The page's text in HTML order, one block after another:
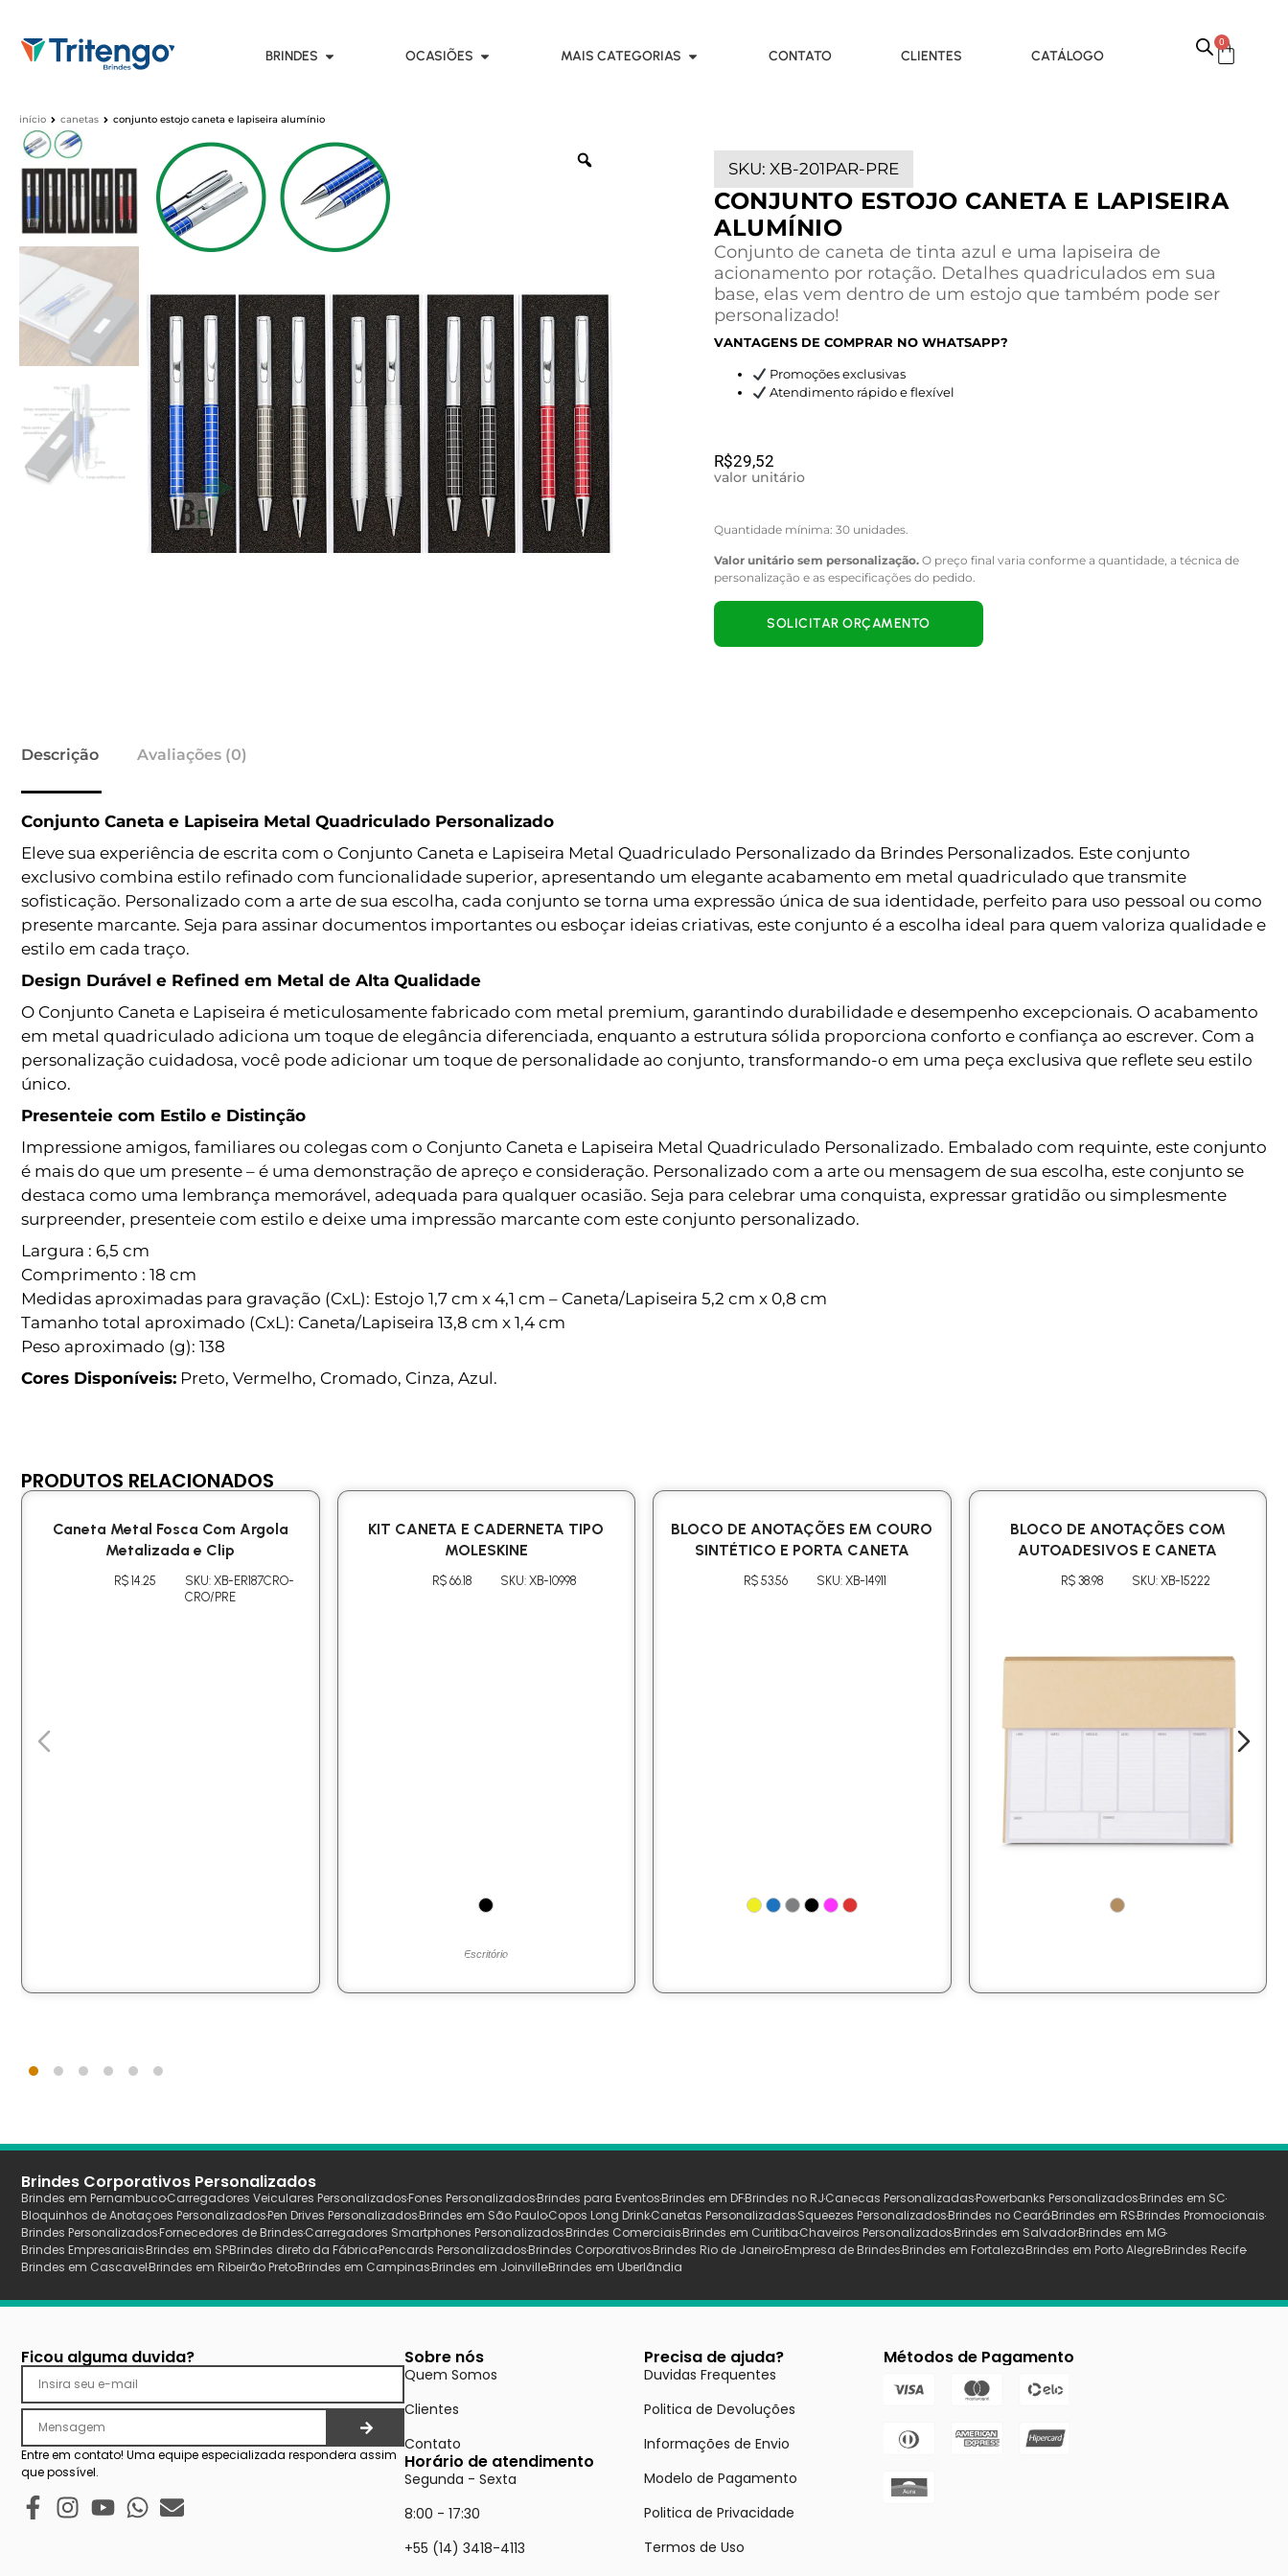
BRINDES OCASIÕES MAIS CATEGORIAS CONTATO CLIENTES CATÁLOGO
0
início canetas conjunto estojo caneta e lapiseira alumínio
SKU: XB-201PAR-PRE
CONJUNTO ESTOJO CANETA E LAPISEIRA
ALUMÍNIO
Conjunto de caneta de tinta azul e uma lapiseira de
acionamento por rotação. Detalhes quadriculados em sua
base, elas vem dentro de um estojo que também pode ser
personalizado!
VANTAGENS DE COMPRAR NO WHATSAPP?
Promoções exclusivas
Atendimento rápido e flexível
R$29,52
valor unitário
Quantidade mínima: 30 unidades.
Valor unitário sem personalização. O preço final varia conforme a quantidade, a técnica de
personalização e as especificações do pedido.
SOLICITAR ORÇAMENTO
Descrição Avaliações (0)
Conjunto Caneta e Lapiseira Metal Quadriculado Personalizado
Eleve sua experiência de escrita com o Conjunto Caneta e Lapiseira Metal Quadriculado Personalizado da Brindes Personalizados. Este conjunto
exclusivo combina estilo refinado com funcionalidade superior, apresentando um elegante acabamento em metal quadriculado que transmite
sofisticação. Personalizado com a arte de sua escolha, cada conjunto se torna uma expressão única de sua identidade, perfeito para uso pessoal ou como
presente marcante. Seja para assinar documentos importantes ou esboçar ideias criativas, este conjunto é a escolha ideal para quem valoriza qualidade e
estilo em cada traço.
Design Durável e Refined em Metal de Alta Qualidade
O Conjunto Caneta e Lapiseira é meticulosamente fabricado com metal premium, garantindo durabilidade e desempenho excepcionais. O acabamento
em metal quadriculado adiciona um toque de elegância diferenciada, enquanto a estrutura sólida proporciona conforto e confiança ao escrever. Com a
personalização cuidadosa, você pode adicionar um toque de personalidade ao conjunto, transformando-o em uma peça exclusiva que reflete seu estilo
único.
Presenteie com Estilo e Distinção
Impressione amigos, familiares ou colegas com o Conjunto Caneta e Lapiseira Metal Quadriculado Personalizado. Embalado com requinte, este conjunto
é mais do que um presente – é uma demonstração de apreço e consideração. Personalizado com a arte ou mensagem de sua escolha, este conjunto se
destaca como uma lembrança memorável, adequada para qualquer ocasião. Seja para celebrar uma conquista, expressar gratidão ou simplesmente
surpreender, presenteie com estilo e deixe uma impressão marcante com este conjunto personalizado.
Largura : 6,5 cm
Comprimento : 18 cm
Medidas aproximadas para gravação (CxL): Estojo 1,7 cm x 4,1 cm – Caneta/Lapiseira 5,2 cm x 0,8 cm
Tamanho total aproximado (CxL): Caneta/Lapiseira 13,8 cm x 1,4 cm
Peso aproximado (g): 138
Cores Disponíveis: Preto, Vermelho, Cromado, Cinza, Azul.
PRODUTOS RELACIONADOS
Caneta Metal Fosca Com Argola
Metalizada e Clip
R$ 14.25
SKU: XB-ER187CRO-
CRO/PRE
KIT CANETA E CADERNETA TIPO
MOLESKINE
R$ 66.18 SKU: XB-10998
Escritório
BLOCO DE ANOTAÇÕES EM COURO
SINTÉTICO E PORTA CANETA
R$ 53.56 SKU: XB-14911
BLOCO DE ANOTAÇÕES COM
AUTOADESIVOS E CANETA
R$ 38.98 SKU: XB-15222
Brindes Corporativos Personalizados
Brindes em PernambucoCarregadores Veiculares PersonalizadosFones PersonalizadosBrindes para EventosBrindes em DFBrindes no RJCanecas PersonalizadasPowerbanks PersonalizadosBrindes em SC
Bloquinhos de Anotaçoes PersonalizadosPen Drives PersonalizadosBrindes em São PauloCopos Long DrinkCanetas PersonalizadasSqueezes PersonalizadosBrindes no CearáBrindes em RSBrindes Promocionais
Brindes PersonalizadosFornecedores de BrindesCarregadores Smartphones PersonalizadosBrindes ComerciaisBrindes em CuritibaChaveiros PersonalizadosBrindes em SalvadorBrindes em MG
Brindes EmpresariaisBrindes em SPBrindes direto da FábricaPencards PersonalizadosBrindes CorporativosBrindes Rio de JaneiroEmpresa de BrindesBrindes em FortalezaBrindes em Porto AlegreBrindes Recife
Brindes em CascavelBrindes em Ribeirão PretoBrindes em CampinasBrindes em JoinvilleBrindes em Uberlãndia
Ficou alguma duvida?
Entre em contato! Uma equipe especializada respondera assim
que possível.
Sobre nós
Quem Somos
Clientes
Contato
Horário de atendimento
Segunda - Sexta
8:00 - 17:30
+55 (14) 3418-4113
Precisa de ajuda?
Duvidas Frequentes
Politica de Devoluções
Informações de Envio
Modelo de Pagamento
Politica de Privacidade
Termos de Uso
Métodos de Pagamento